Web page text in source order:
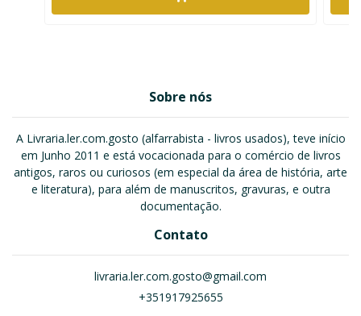
Sobre nós
A Livraria.ler.com.gosto (alfarrabista - livros usados), teve início
em Junho 2011 e está vocacionada para o comércio de livros
antigos, raros ou curiosos (em especial da área de história, arte
e literatura), para além de manuscritos, gravuras, e outra
documentação.
Contato
livraria.ler.com.gosto@gmail.com
+351917925655